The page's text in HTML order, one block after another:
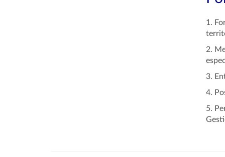
1.
2.
3.
4.
5.